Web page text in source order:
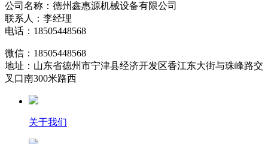
公司名称：德州鑫惠源机械设备有限公司
联系人：李经理
电话：18505448568
微信：18505448568
地址：山东省德州市宁津县经济开发区香江东大街与珠峰路交
叉口南300米路西
关于我们